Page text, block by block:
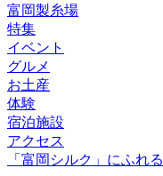
富岡製糸場
特集
イベント
グルメ
お土産
体験
宿泊施設
アクセス
「富岡シルク」にふれる